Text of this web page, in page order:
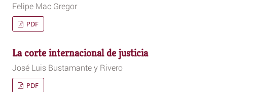
Felipe Mac Gregor
PDF
La corte internacional de justicia
José Luis Bustamante y Rivero
PDF